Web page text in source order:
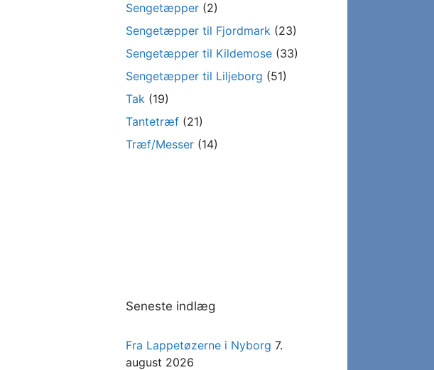
Sengetæpper (2)
Sengetæpper til Fjordmark (23)
Sengetæpper til Kildemose (33)
Sengetæpper til Liljeborg (51)
Tak (19)
Tantetræf (21)
Træf/Messer (14)
Seneste indlæg
Fra Lappetøzerne i Nyborg 7.
august 2026